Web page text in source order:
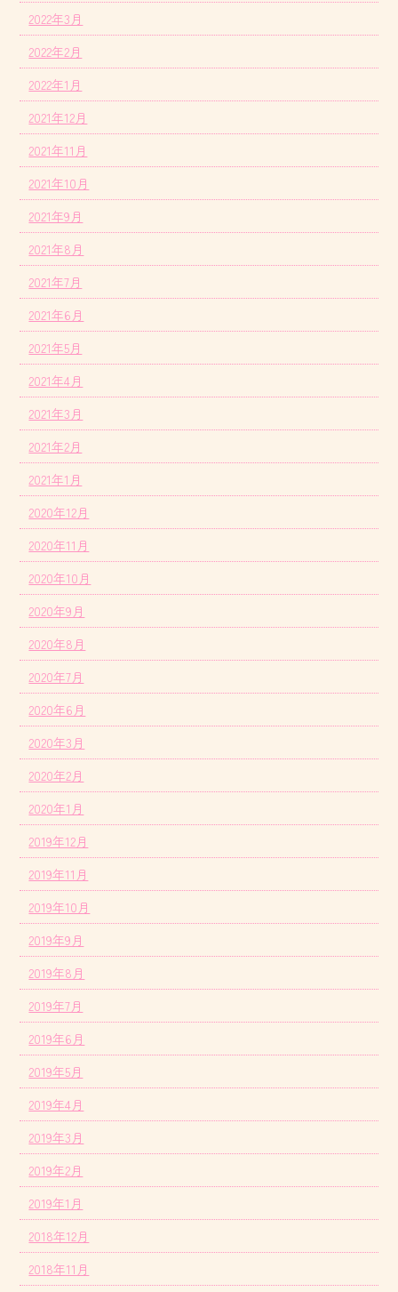
2022年3月
2022年2月
2022年1月
2021年12月
2021年11月
2021年10月
2021年9月
2021年8月
2021年7月
2021年6月
2021年5月
2021年4月
2021年3月
2021年2月
2021年1月
2020年12月
2020年11月
2020年10月
2020年9月
2020年8月
2020年7月
2020年6月
2020年3月
2020年2月
2020年1月
2019年12月
2019年11月
2019年10月
2019年9月
2019年8月
2019年7月
2019年6月
2019年5月
2019年4月
2019年3月
2019年2月
2019年1月
2018年12月
2018年11月